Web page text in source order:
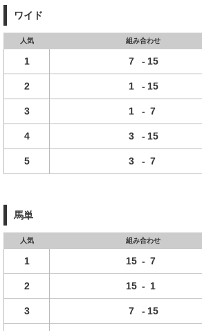
ワイド
人気 組み合わせ
1 7 - 15
2 1 - 15
3 1 - 7
4 3 - 15
5 3 - 7
馬単
人気 組み合わせ
1 15 - 7
2 15 - 1
3 7 - 15